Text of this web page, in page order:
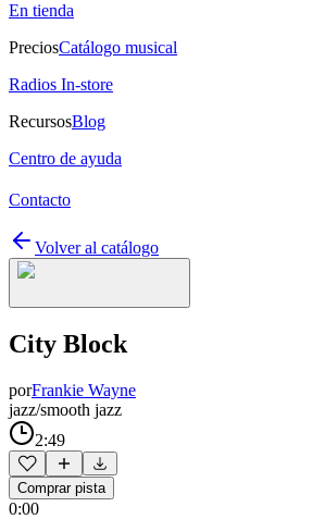
En tienda
PreciosCatálogo musical
Radios In-store
RecursosBlog
Centro de ayuda
Contacto
Volver al catálogo
City Block
porFrankie Wayne
jazz/smooth jazz
2:49
Comprar pista
0:00